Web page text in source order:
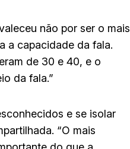
não por ser o mais
a capacidade da fala.
de 30 e 40, e o
da fala.”
e se isolar
“O mais